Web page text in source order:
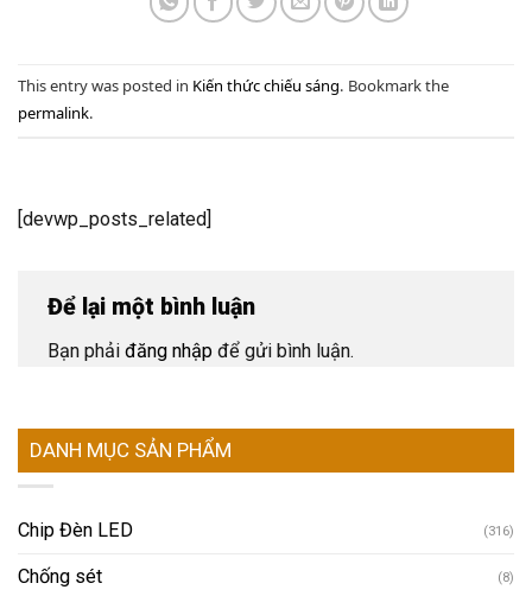
This entry was posted in Kiến thức chiếu sáng. Bookmark the
permalink.
[devwp_posts_related]
Để lại một bình luận
Bạn phải đăng nhập để gửi bình luận.
DANH MỤC SẢN PHẨM
Chip Đèn LED (316)
Chống sét (8)